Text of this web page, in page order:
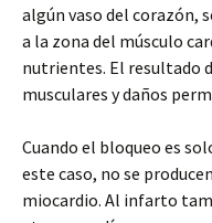
algún vaso del corazón,
a la zona del músculo
nutrientes. El resultado
musculares y daños
Cuando el bloqueo es
este caso, no se
miocardio. Al infarto